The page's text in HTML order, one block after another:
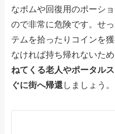
なボムや回復用のポーシ
ので非常に危険です。せ
テムを拾ったりコインを
なければ持ち帰れないため
ねてくる老人やポータル
ぐに街へ帰還しましょう。